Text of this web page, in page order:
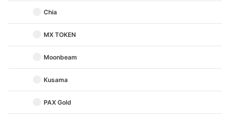
Chia
MX TOKEN
Moonbeam
Kusama
PAX Gold